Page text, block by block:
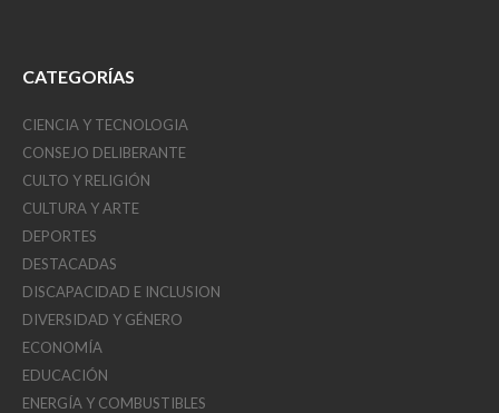
CATEGORÍAS
CIENCIA Y TECNOLOGIA
CONSEJO DELIBERANTE
CULTO Y RELIGIÓN
CULTURA Y ARTE
DEPORTES
DESTACADAS
DISCAPACIDAD E INCLUSION
DIVERSIDAD Y GÉNERO
ECONOMÍA
EDUCACIÓN
ENERGÍA Y COMBUSTIBLES